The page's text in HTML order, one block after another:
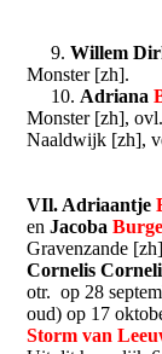
9.Willem
Monster [zh].
10. Adriana
Monster [zh],
Naaldwijk [zh],
VIl. Adriaantje
enJacoba
Gravenzande
Cornelis
otr. op 28
oud) op 17
Storm van